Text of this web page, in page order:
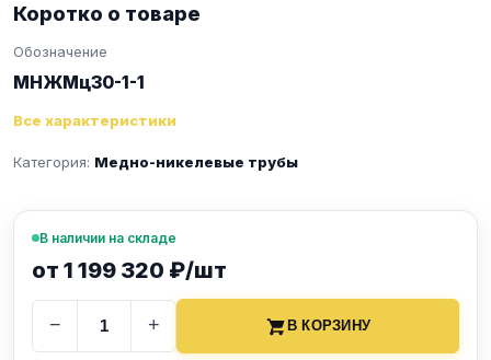
Коротко о товаре
Обозначение
МНЖМц30-1-1
Все характеристики
Категория: Медно-никелевые трубы
В наличии на складе
от 1 199 320 ₽/шт
− + В КОРЗИНУ